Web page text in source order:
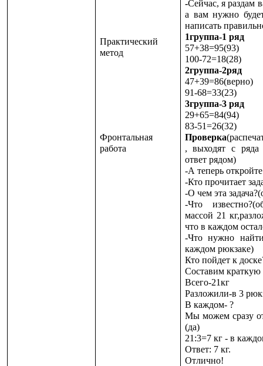
Практический
метод
Фронтальная
работа
-Сейчас, я раздам
а вам нужно
написать
1группа-1 ряд
57+38=95(93)
100-72=18(28)
2группа-2ряд
47+39=86(верно)
91-68=33(23)
3группа-3 ряд
29+65=84(94)
83-51=26(32)
Проверка
, выходят с ряда
ответ рядом)
-А теперь
-Кто прочитает
-О чем эта
-Что
массой 21
что в каждом
-Что нужно
каждом рюкзаке)
Кто пойдет к
Составим краткую
Всего-21кг
Разложили-в 3
В каждом- ?
Мы можем сразу
(да)
21:3=7 кг - в
Ответ: 7 кг.
Отлично!